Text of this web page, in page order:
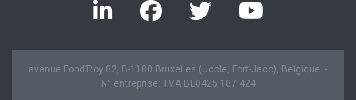
avenue Fond’Roy 82, B-1180 Bruxelles (Uccle, Fort-Jaco), Belgique. -
N° entreprise: TVA BE0425.187.424